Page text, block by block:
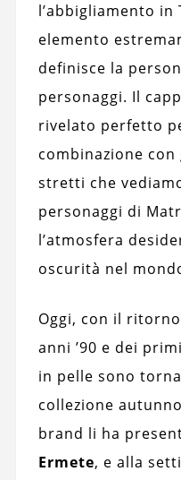
l’abbigliamento in
elemento
definisce la
personaggi. Il
rivelato perfetto
combinazione
stretti che
personaggi di
l’atmosfera
oscurità nel
Oggi, con il
anni ’90 e dei
in pelle sono
collezione
brand li ha
Ermete, e alla